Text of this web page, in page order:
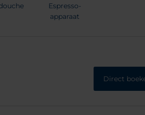
Espresso-
apparaat
Direct